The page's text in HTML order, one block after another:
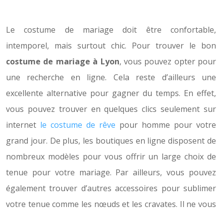
Le costume de mariage doit être confortable,
intemporel, mais surtout chic. Pour trouver le bon
costume de mariage à Lyon, vous pouvez opter pour
une recherche en ligne. Cela reste d’ailleurs une
excellente alternative pour gagner du temps. En effet,
vous pouvez trouver en quelques clics seulement sur
internet le costume de rêve pour homme pour votre
grand jour. De plus, les boutiques en ligne disposent de
nombreux modèles pour vous offrir un large choix de
tenue pour votre mariage. Par ailleurs, vous pouvez
également trouver d’autres accessoires pour sublimer
votre tenue comme les nœuds et les cravates. Il ne vous